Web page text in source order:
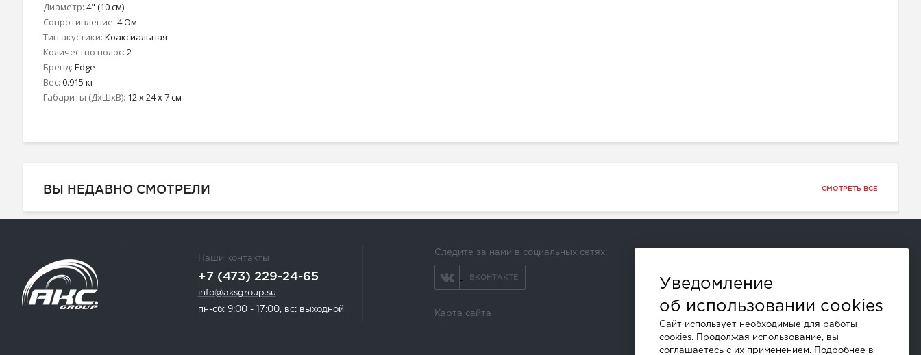
Диаметр: 4" (10 см)
Сопротивление: 4 Ом
Тип акустики: Коаксиальная
Количество полос: 2
Бренд: Edge
Вес: 0.915 кг
Габариты (ДхШхВ): 12 x 24 x 7 см
ВЫ НЕДАВНО СМОТРЕЛИ СМОТРЕТЬ ВСЕ
Наши контакты
+7 (473) 229-24-65
info@aksgroup.su
пн-сб: 9:00 - 17:00, вс: выходной
Следите за нами в социальных сетях:
ВКОНТАКТЕ
Карта сайта
и другие
Уведомление
об использовании cookies
Сайт использует необходимые для работы
cookies. Продолжая использование, вы
соглашаетесь с их применением. Подробнее в